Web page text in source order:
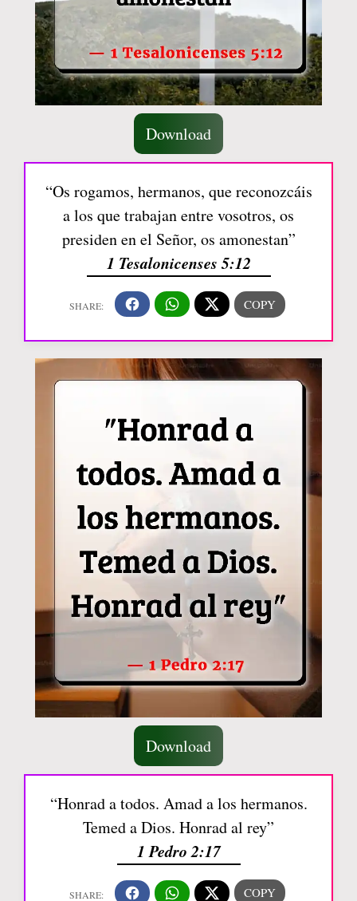
Download
“Os rogamos, hermanos, que reconozcáis
a los que trabajan entre vosotros, os
presiden en el Señor, os amonestan”
1 Tesalonicenses 5:12
Download
“Honrad a todos. Amad a los hermanos.
Temed a Dios. Honrad al rey”
1 Pedro 2:17